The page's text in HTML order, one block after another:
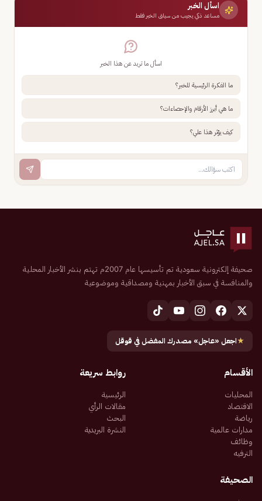
اسأل الخبر
مساعد ذكي يجيب من سياق الخبر فقط
اسأل ما تريد عن هذا الخبر
ما الفكرة الرئيسية للخبر؟
ما هي أبرز الأرقام والإحصاءات؟
كيف يؤثر هذا علي؟
صحيفة إلكترونية سعودية تم تأسيسها عام 2007م تهتم بنشر الأخبار المحلية
والمنافسة في سبق الأخبار بمهنية ومصداقية وموضوعية
★اجعل «عاجل» مصدرك المفضل في قوقل
الأقسام
المحليات
الاقتصاد
رياضة
مدارات عالمية
وظائف
الترفيه
روابط سريعة
الرئيسية
مقالات الرأي
البحث
النشرة البريدية
الصحيفة